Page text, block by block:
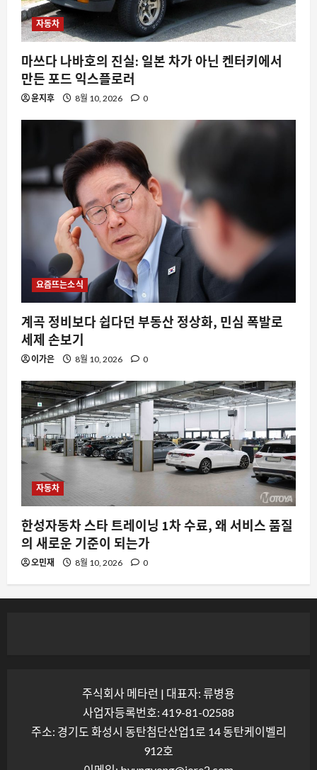
자동차
마쓰다 나바호의 진실: 일본 차가 아닌 켄터키에서
만든 포드 익스플로러
윤지후 8월 10, 2026 0
요즘뜨는소식
계곡 정비보다 쉽다던 부동산 정상화, 민심 폭발로
세제 손보기
이가은 8월 10, 2026 0
자동차
한성자동차 스타 트레이닝 1차 수료, 왜 서비스 품질
의 새로운 기준이 되는가
오민재 8월 10, 2026 0
주식회사 메타런 | 대표자: 류병용
사업자등록번호: 419-81-02588
주소: 경기도 화성시 동탄첨단산업1로 14 동탄케이벨리
912호